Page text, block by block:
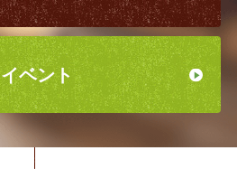
イベント